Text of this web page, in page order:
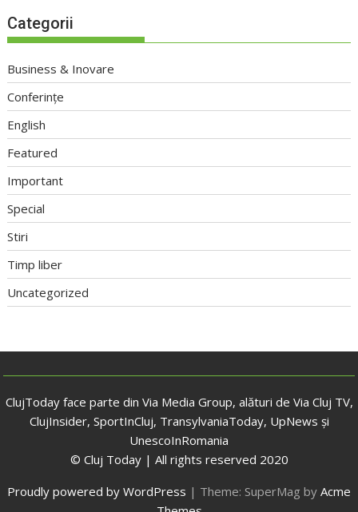
Categorii
Business & Inovare
Conferințe
English
Featured
Important
Special
Stiri
Timp liber
Uncategorized
ClujToday face parte din Via Media Group, alături de Via Cluj TV,
ClujInsider, SportInCluj, TransylvaniaToday, UpNews și
UnescoInRomania
© Cluj Today | All rights reserved 2020
Proudly powered by WordPress | Theme: SuperMag by Acme